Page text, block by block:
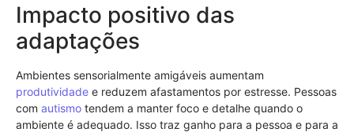
Impacto positivo das
adaptações
Ambientes sensorialmente amigáveis aumentam
produtividade e reduzem afastamentos por estresse. Pessoas
com autismo tendem a manter foco e detalhe quando o
ambiente é adequado. Isso traz ganho para a pessoa e para a